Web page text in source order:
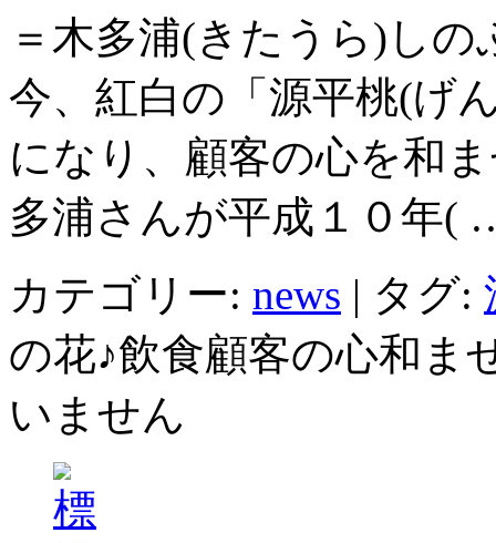
＝木多浦(きたうら)し
今、紅白の「源平桃(げ
になり、顧客の心を和
多浦さんが平成１０年(
カテゴリー: news | タグ:
の花♪飲食顧客の心和ま
いません